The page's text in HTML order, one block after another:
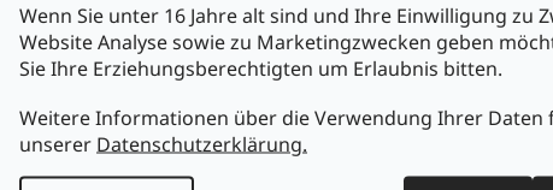
Wenn Sie unter 16 Jahre alt sind und Ihre Einwilligung zu
Website Analyse sowie zu Marketingzwecken geben
Sie Ihre Erziehungsberechtigten um Erlaubnis bitten.
Weitere Informationen über die Verwendung Ihrer Daten
unserer Datenschutzerklärung.
LSL824GN LED-Signalleuchte
24VDC Farbe grün
24VDC Farbe rot